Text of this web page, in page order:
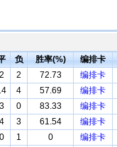
负 胜率(%) 编排卡
2 72.73 编排卡
4 57.69 编排卡
0 83.33 编排卡
3 61.54 编排卡
1 0 编排卡